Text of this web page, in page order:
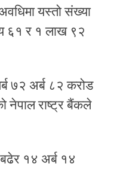
यस्तो संख्या
६१ र १ लाख ९२
७२ अर्ब ८२ करोड
नेपाल राष्ट्र बैंकले
१४ अर्ब १४